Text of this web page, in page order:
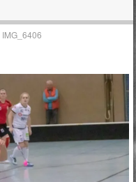
IMG_6406